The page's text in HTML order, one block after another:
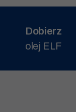
Dobierz
olej ELF